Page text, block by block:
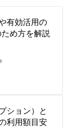
有効活用の
め方を解説
ション）と
利用額目安